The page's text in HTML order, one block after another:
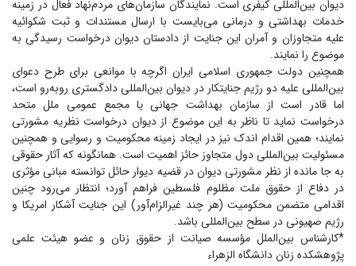
دیوان بین‌المللی کیفری است. نمایندگان سازمان‌های مردم‌نهاد فعال در زمینه
خدمات بهداشتی و درمانی می‌بایست با ارسال مستندات و ثبت شکوائیه
علیه متجاوزان و آمران این جنایت از دادستان دیوان درخواست رسیدگی به
موضوع را نمایند.
همچنین دولت جمهوری اسلامی ایران اگرچه با موانعی برای طرح دعوای
بین‌المللی علیه دو رژیم جنایتکار در دیوان بین‌المللی دادگستری روبه‌رو است،
اما قادر است از سازمان بهداشت جهانی یا مجمع عمومی ملل متحد
درخواست نماید تا ناظر به این موضوع از دیوان درخواست نظریه مشورتی
نمایند؛ همین اقدام اندک نیز در ایجاد زمینه محکومیت و رسوایی و همچنین
مسئولیت بین‌المللی دول متجاوز حائز اهمیت است. همانگونه که آثار حقوقی
به جا مانده از نظر مشورتی دیوان در قضیه دیوار حائل توانسته مبانی مؤثری
در دفاع از حقوق ملت مظلوم فلسطین فراهم آورد؛ انتظار می‌رود چنین
اقدامی متضمن محکومیت (هر چند غیرالزام‌آور) این جنایت آشکار امریکا و
رژیم صهیونی در سطح بین‌المللی باشد.
*کارشناس بین‌الملل مؤسسه صیانت از حقوق زنان و عضو هیئت علمی
پژوهشکده زنان دانشگاه الزهراء